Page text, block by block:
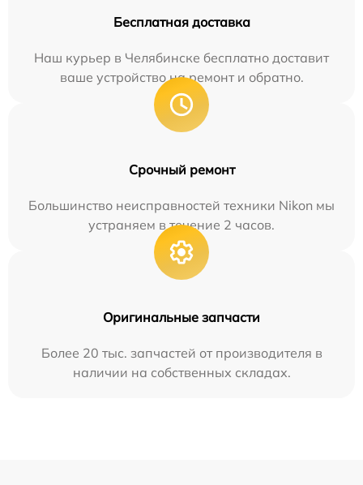
Бесплатная доставка
Наш курьер в Челябинске бесплатно доставит
ваше устройство на ремонт и обратно.
Срочный ремонт
Большинство неисправностей техники Nikon мы
устраняем в течение 2 часов.
Оригинальные запчасти
Более 20 тыс. запчастей от производителя в
наличии на собственных складах.